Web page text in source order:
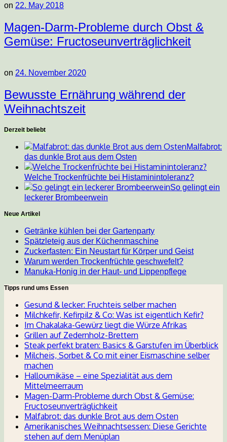
on 22. May 2018
Magen-Darm-Probleme durch Obst &
Gemüse: Fructoseunverträglichkeit
on 24. November 2020
Bewusste Ernährung während der
Weihnachtszeit
Derzeit beliebt
Malfabrot:
das dunkle Brot aus dem Osten
Welche Trockenfrüchte bei Histaminintoleranz?
So gelingt ein
leckerer Brombeerwein
Neue Artikel
Getränke kühlen bei der Gartenparty
Spätzleteig aus der Küchenmaschine
Zuckerfasten: Ein Neustart für Körper und Geist
Warum werden Trockenfrüchte geschwefelt?
Manuka-Honig in der Haut- und Lippenpflege
Tipps rund ums Essen
Gesund & lecker: Fruchteis selber machen
Milchkefir, Kefirpilz & Co: Was ist eigentlich Kefir?
Im Chakalaka-Gewürz liegt die Würze Afrikas
Grillen auf Zedernholz-Brettern
Steak perfekt braten: Basics & Garstufen im Überblick
Milcheis, Sorbet & Co mit einer Eismaschine selber
machen
Halloumikäse – eine Spezialität aus dem
Mittelmeerraum
Magen-Darm-Probleme durch Obst & Gemüse:
Fructoseunverträglichkeit
Malfabrot: das dunkle Brot aus dem Osten
Amerikanisches Weihnachtsessen: Diese Gerichte
stehen auf dem Menüplan